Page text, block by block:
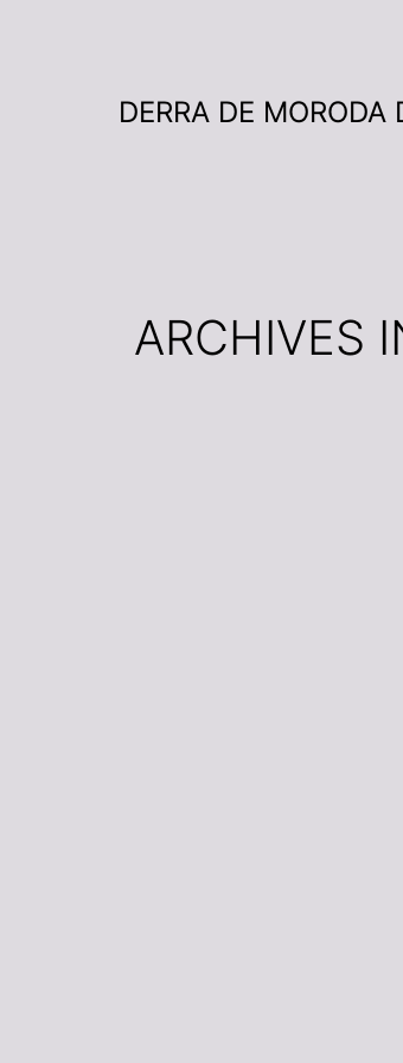
DERRA DE MORODA
ARCHIVES